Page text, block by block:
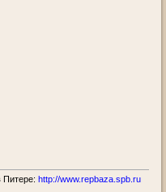
Питере: http://www.repbaza.spb.ru